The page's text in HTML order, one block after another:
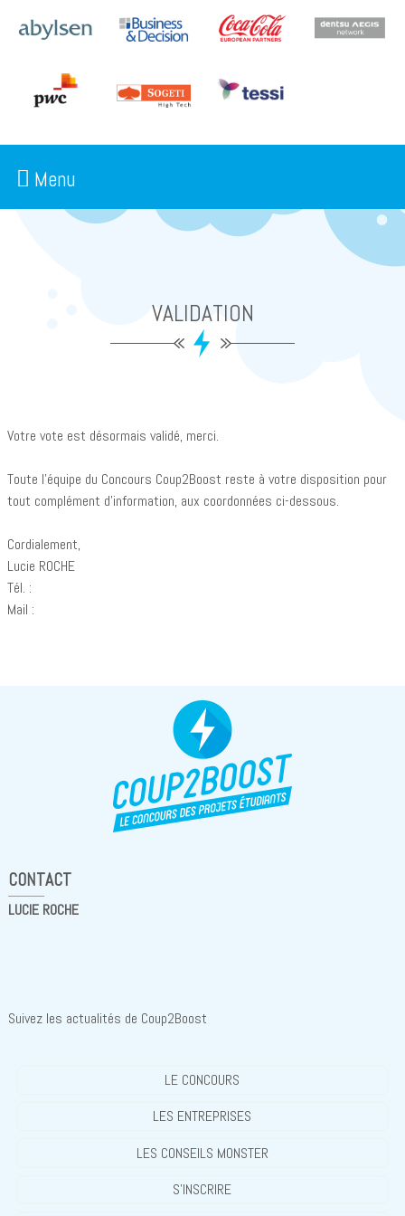
Menu
VALIDATION
Votre vote est désormais validé, merci.
Toute l'équipe du Concours Coup2Boost reste à votre disposition pour
tout complément d'information, aux coordonnées ci-dessous.
Cordialement,
Lucie ROCHE
Tél. :
Mail :
CONTACT
LUCIE ROCHE
Suivez les actualités de Coup2Boost
LE CONCOURS
LES ENTREPRISES
LES CONSEILS MONSTER
S'INSCRIRE